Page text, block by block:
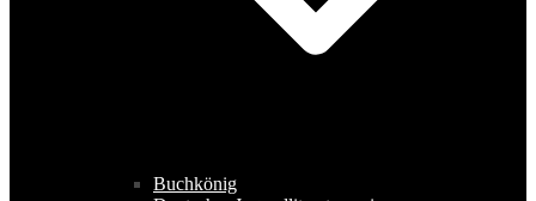
Buchkönig